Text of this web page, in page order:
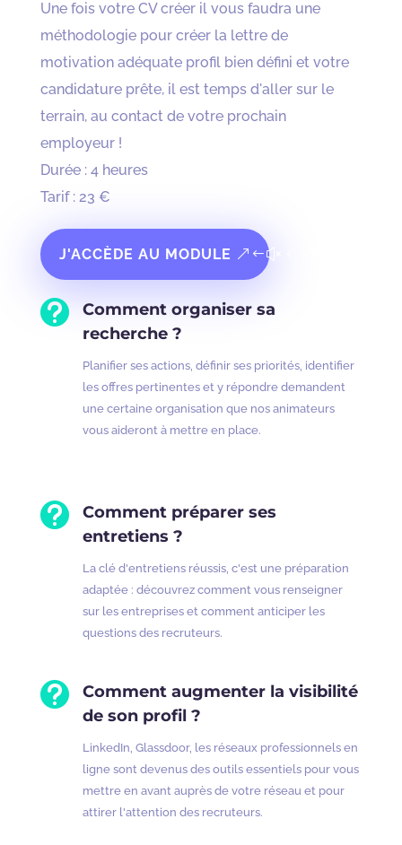
Une fois votre CV créer il vous faudra une
méthodologie pour créer la lettre de
motivation adéquate profil bien défini et votre
candidature prête, il est temps d'aller sur le
terrain, au contact de votre prochain
employeur !
Durée : 4 heures
Tarif : 23 €
J'ACCÈDE AU MODULE

Comment organiser sa
recherche ?
Planifier ses actions, définir ses priorités, identifier
les offres pertinentes et y répondre demandent
une certaine organisation que nos animateurs
vous aideront à mettre en place.

Comment préparer ses
entretiens ?
La clé d'entretiens réussis, c'est une préparation
adaptée : découvrez comment vous renseigner
sur les entreprises et comment anticiper les
questions des recruteurs.

Comment augmenter la visibilité
de son profil ?
LinkedIn, Glassdoor, les réseaux professionnels en
ligne sont devenus des outils essentiels pour vous
mettre en avant auprès de votre réseau et pour
attirer l'attention des recruteurs.